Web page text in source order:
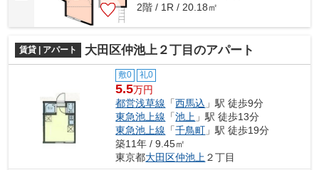
2階 / 1R / 20.18㎡
賃貸 | アパート 大田区仲池上２丁目のアパート
敷0 礼0
5.5万円
都営浅草線 「西馬込 」駅 徒歩9分
東急池上線 「池上 」駅 徒歩13分
東急池上線 「千鳥町 」駅 徒歩19分
築11年 / 9.45㎡
東京都大田区仲池上 ２丁目